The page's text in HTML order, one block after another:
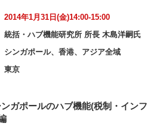
2014年1月31日(金)14:00-15:00
統括・ハブ機能研究所 所長 木島洋嗣氏
シンガポール、香港、アジア全域
東京
ガポールのハブ機能(税制・インフ